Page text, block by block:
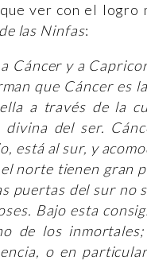
ver con el logro
las Ninfas:
Cáncer y a
que Cáncer es
a través de la
del ser.
está al sur, y
norte tienen gran
puertas del sur no
Bajo esta
de los
o en